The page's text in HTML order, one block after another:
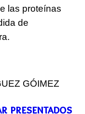
las proteínas
de
GÓIMEZ
presentados